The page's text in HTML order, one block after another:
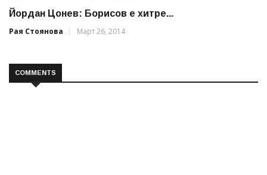
Йордан Цонев: Борисов е хитре...
Рая Стоянова
Март 26, 2014
COMMENTS